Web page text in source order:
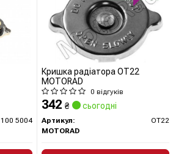
100 5004
Кришка радіатора OT22
MOTORAD
0 відгуків
342 ₴ сьогодні
Артикул:
OT22
MOTORAD